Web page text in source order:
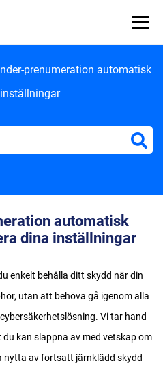
prenumeration automatisk
automatisk
dina inställningar
enkelt behålla ditt skydd när din
utan att behöva gå igenom alla
Vi tar hand
kan slappna av med vetskap om
nytta av fortsatt järnklädd skydd